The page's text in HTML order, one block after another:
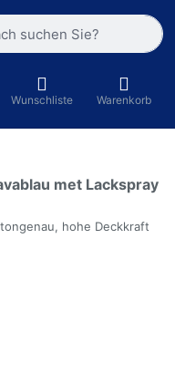
Suchbegriff ein.
Wunschliste Warenkorb
met Lackspray
hohe Deckkraft